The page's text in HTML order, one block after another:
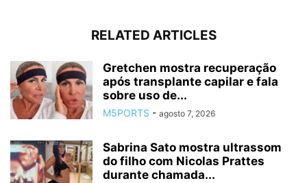
RELATED ARTICLES
Gretchen mostra recuperação
após transplante capilar e fala
sobre uso de...
M5PORTS - agosto 7, 2026
Sabrina Sato mostra ultrassom
do filho com Nicolas Prattes
durante chamada...